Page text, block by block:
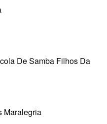
De Samba Filhos Da
Maralegria